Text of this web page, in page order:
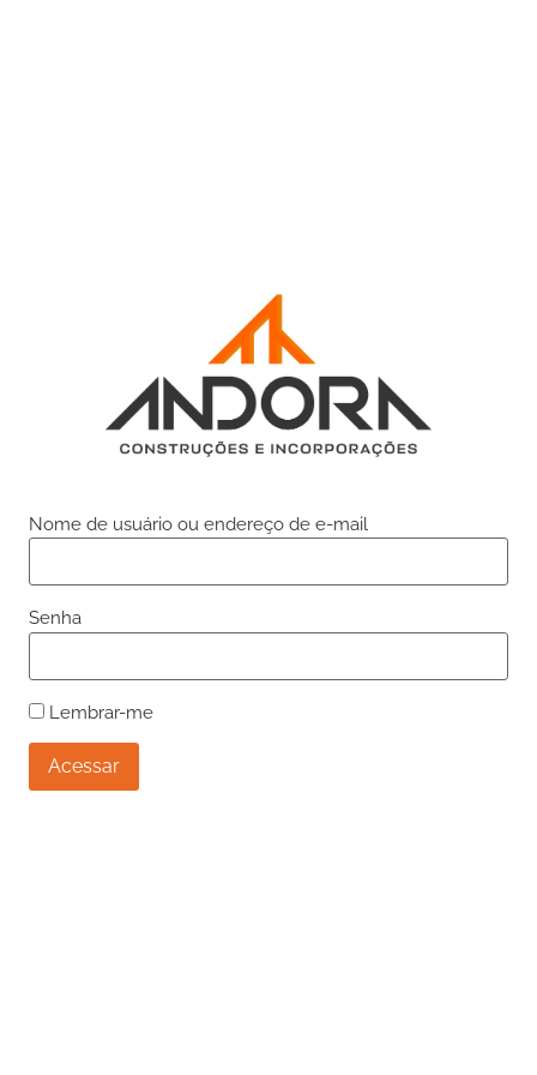
Nome de usuário ou endereço de e-mail
Senha
Lembrar-me